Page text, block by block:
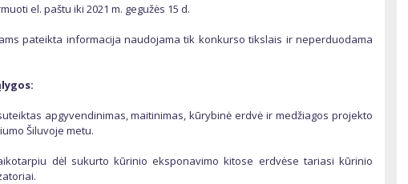
el. paštu iki 2021 m. gegužės 15 d.
pateikta informacija naudojama tik konkurso tikslais ir neperduodama
apgyvendinimas, maitinimas, kūrybinė erdvė ir medžiagos projekto
Šiluvoje metu.
dėl sukurto kūrinio eksponavimo kitose erdvėse tariasi kūrinio